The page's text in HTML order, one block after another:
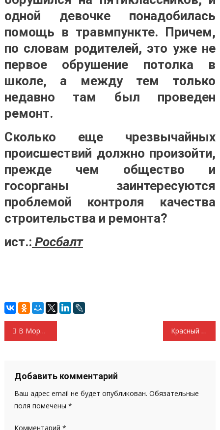
одной девочке понадобилась
помощь в травмпункте. Причем,
по словам родителей, это уже не
первое обрушение потолка в
школе, а между тем только
недавно там был проведен
ремонт.
Сколько еще чрезвычайных
происшествий должно произойти,
прежде чем общество и
госорганы заинтересуются
проблемой контроля качества
строительства и ремонта?
ист.: Росбалт
Навигация
записям
В Мордовии начали действовать новые стандарты по срокам проведения капитального ремонта зданий. А толку? Красный контроль. Ждет своего клиента уже месяца четыре!
Добавить комментарий
Ваш адрес email не будет опубликован. Обязательные
поля помечены *
Комментарий *